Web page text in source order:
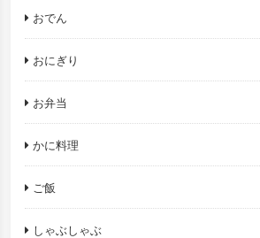
おでん
おにぎり
お弁当
かに料理
ご飯
しゃぶしゃぶ